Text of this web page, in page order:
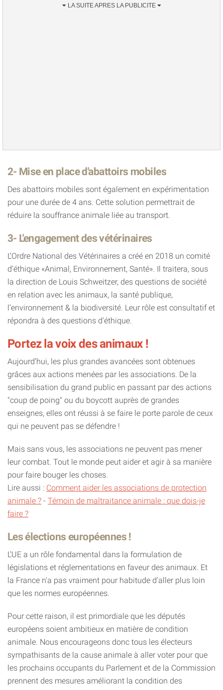
2- Mise en place d'abattoirs mobiles
Des abattoirs mobiles sont également en expérimentation
pour une durée de 4 ans. Cette solution permettrait de
réduire la souffrance animale liée au transport.
3- L'engagement des vétérinaires
L’Ordre National des Vétérinaires a créé en 2018 un comité
d’éthique «Animal, Environnement, Santé». Il traitera, sous
la direction de Louis Schweitzer, des questions de société
en relation avec les animaux, la santé publique,
l’environnement & la biodiversité. Leur rôle est consultatif et
répondra à des questions d'éthique.
Portez la voix des animaux !
Aujourd’hui, les plus grandes avancées sont obtenues
grâces aux actions menées par les associations. De la
sensibilisation du grand public en passant par des actions
"coup de poing" ou du boycott auprès de grandes
enseignes, elles ont réussi à se faire le porte parole de ceux
qui ne peuvent pas se défendre !
Mais sans vous, les associations ne peuvent pas mener
leur combat. Tout le monde peut aider et agir à sa manière
pour faire bouger les choses.
Lire aussi : Comment aider les associations de protection
animale ? - Témoin de maltraitance animale : que dois-je
faire ?
Les élections européennes !
L’UE a un rôle fondamental dans la formulation de
législations et réglementations en faveur des animaux. Et
la France n'a pas vraiment pour habitude d'aller plus loin
que les normes européennes.
Pour cette raison, il est primordiale que les députés
européens soient ambitieux en matière de condition
animale. Nous encourageons donc tous les électeurs
sympathisants de la cause animale à aller voter pour que
les prochains occupants du Parlement et de la Commission
prennent des mesures améliorant la condition des